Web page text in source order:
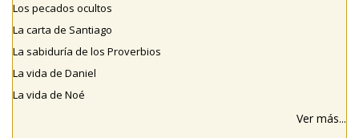
Los pecados ocultos
La carta de Santiago
La sabiduría de los Proverbios
La vida de Daniel
La vida de Noé
Ver más...